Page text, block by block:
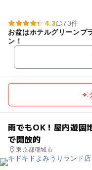
4.3
73件
お盆はホテルグリーンプ
ン！
雨でもOK！屋内遊園
で開放的
東京都稲城市